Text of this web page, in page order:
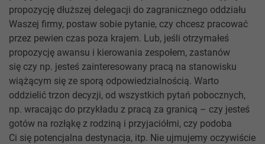
propozycję dłuższej delegacji do zagranicznego oddziału
Waszej firmy, postaw sobie pytanie, czy chcesz pracować
przez pewien czas poza krajem. Lub, jeśli otrzymałeś
propozycję awansu i kierowania zespołem, zastanów
się czy np. jesteś zainteresowany pracą na stanowisku
wiążącym się ze sporą odpowiedzialnością. Warto
oddzielić trzon decyzji, od wszystkich pytań pobocznych,
np. wracając do przykładu z pracą za granicą – czy jesteś
gotów na rozłąkę z rodziną i przyjaciółmi, czy podoba
Ci się potencjalna destynacja, itp. Nie ujmujemy oczywiście